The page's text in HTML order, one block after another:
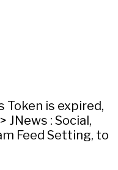
Token is expired,
JNews : Social,
Feed Setting, to